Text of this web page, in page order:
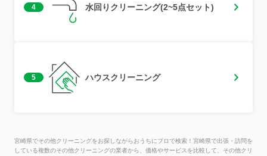
4 水回りクリーニング(2~5点セット)
5 ハウスクリーニング
宮崎県でその他クリーニングをお探しながらおうちにプロで検索！宮崎県で出張・訪問を
している複数のその他クリーニングの業者から、価格やサービスを比較して、その他クリ